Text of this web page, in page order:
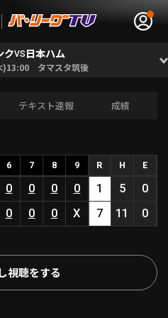
クVS 日本ハム
)13:00 タマスタ筑後
テキスト速報 成績
6 7 8 9 R H E
0 0 0 0 1 5
0
0 0 0 X 7 11 0
視聴をする